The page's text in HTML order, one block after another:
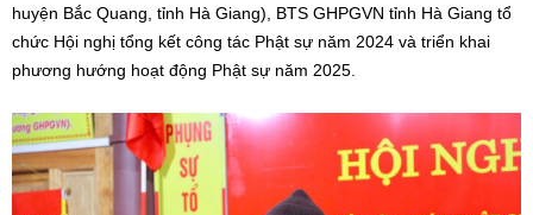
huyện Bắc Quang, tỉnh Hà Giang), BTS GHPGVN tỉnh Hà Giang tổ
chức Hội nghị tổng kết công tác Phật sự năm 2024 và triển khai
phương hướng hoạt động Phật sự năm 2025.